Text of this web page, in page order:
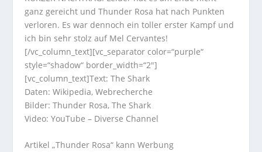
ganz gereicht und Thunder Rosa hat nach Punkten
verloren. Es war dennoch ein toller erster Kampf und
ich bin sehr stolz auf Mel Cervantes!
[/vc_column_text][vc_separator color=“purple“
style=“shadow“ border_width=“2″]
[vc_column_text]Text: The Shark
Daten: Wikipedia, Webrecherche
Bilder: Thunder Rosa, The Shark
Video: YouTube – Diverse Channel
Artikel „Thunder Rosa“ kann Werbung